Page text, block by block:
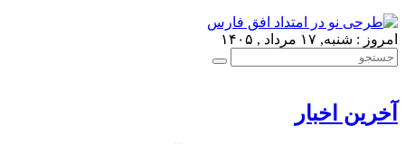
امروز : شنبه, ۱۷ مرداد , ۱۴۰۵
آخرین اخبار